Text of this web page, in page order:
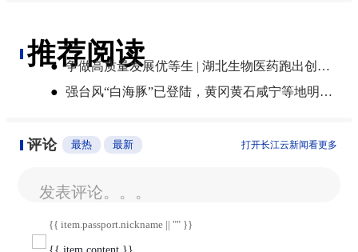
推荐阅读
●
争做高质量发展优等生 | 湖北生物医药跑出创新“加速度”
●
强台风“白海豚”已登陆，黄冈黄石咸宁等地明起将有大雨到暴雨
评论 最热 最新 打开长江云新闻看更多
发表评论。。。
{{ item.passport.nickname || "" }}